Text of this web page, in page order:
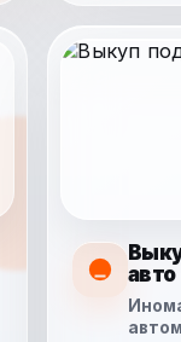
авто